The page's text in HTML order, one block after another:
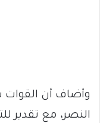
وأضاف أن
النصر، مع تقدير